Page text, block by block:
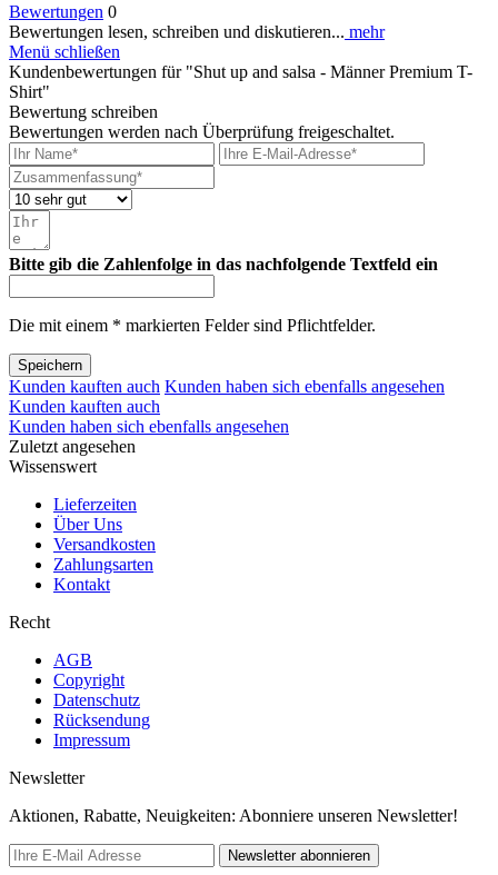
Bewertungen 0
Bewertungen lesen, schreiben und diskutieren... mehr
Menü schließen
Kundenbewertungen für "Shut up and salsa - Männer Premium T-
Shirt"
Bewertung schreiben
Bewertungen werden nach Überprüfung freigeschaltet.
Bitte gib die Zahlenfolge in das nachfolgende Textfeld ein
Die mit einem * markierten Felder sind Pflichtfelder.
Speichern
Kunden kauften auch Kunden haben sich ebenfalls angesehen
Kunden kauften auch
Kunden haben sich ebenfalls angesehen
Zuletzt angesehen
Wissenswert
Lieferzeiten
Über Uns
Versandkosten
Zahlungsarten
Kontakt
Recht
AGB
Copyright
Datenschutz
Rücksendung
Impressum
Newsletter
Aktionen, Rabatte, Neuigkeiten: Abonniere unseren Newsletter!
Newsletter abonnieren